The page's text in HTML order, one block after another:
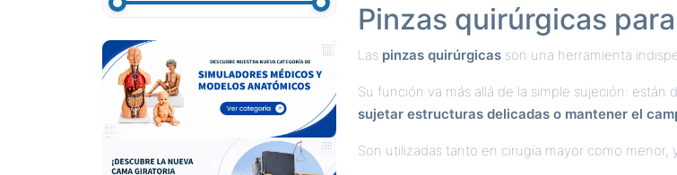
Pinzas quirúrgicas
Las pinzas quirúrgicas son una herramienta
Su función va más allá de la simple sujeción: están
sujetar estructuras delicadas o mantener el
Son utilizadas tanto en cirugía mayor como